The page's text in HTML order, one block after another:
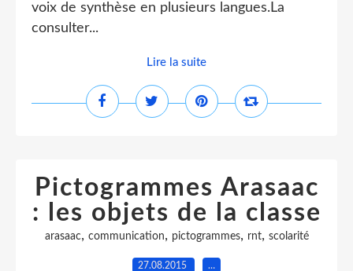
voix de synthèse en plusieurs langues.La
consulter...
Lire la suite
Pictogrammes Arasaac
: les objets de la classe
arasaac, communication, pictogrammes, rnt, scolarité
27.08.2015 …